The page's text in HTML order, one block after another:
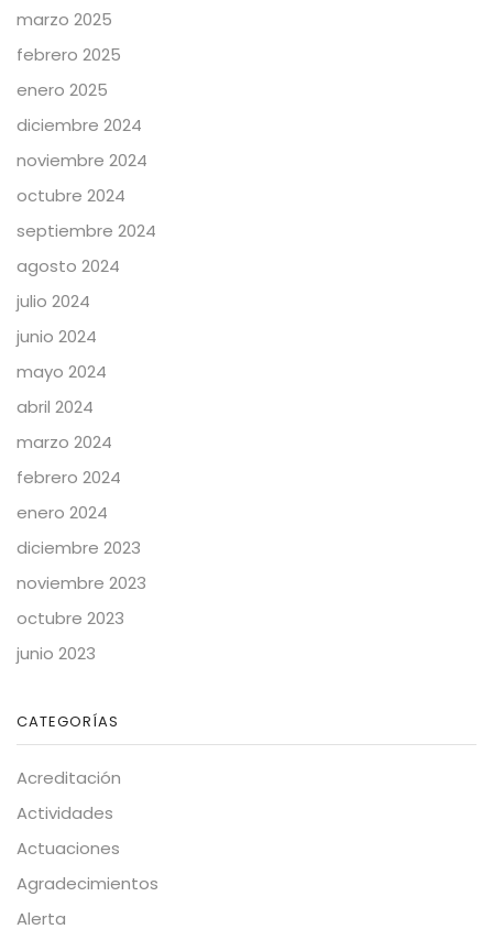
marzo 2025
febrero 2025
enero 2025
diciembre 2024
noviembre 2024
octubre 2024
septiembre 2024
agosto 2024
julio 2024
junio 2024
mayo 2024
abril 2024
marzo 2024
febrero 2024
enero 2024
diciembre 2023
noviembre 2023
octubre 2023
junio 2023
CATEGORÍAS
Acreditación
Actividades
Actuaciones
Agradecimientos
Alerta